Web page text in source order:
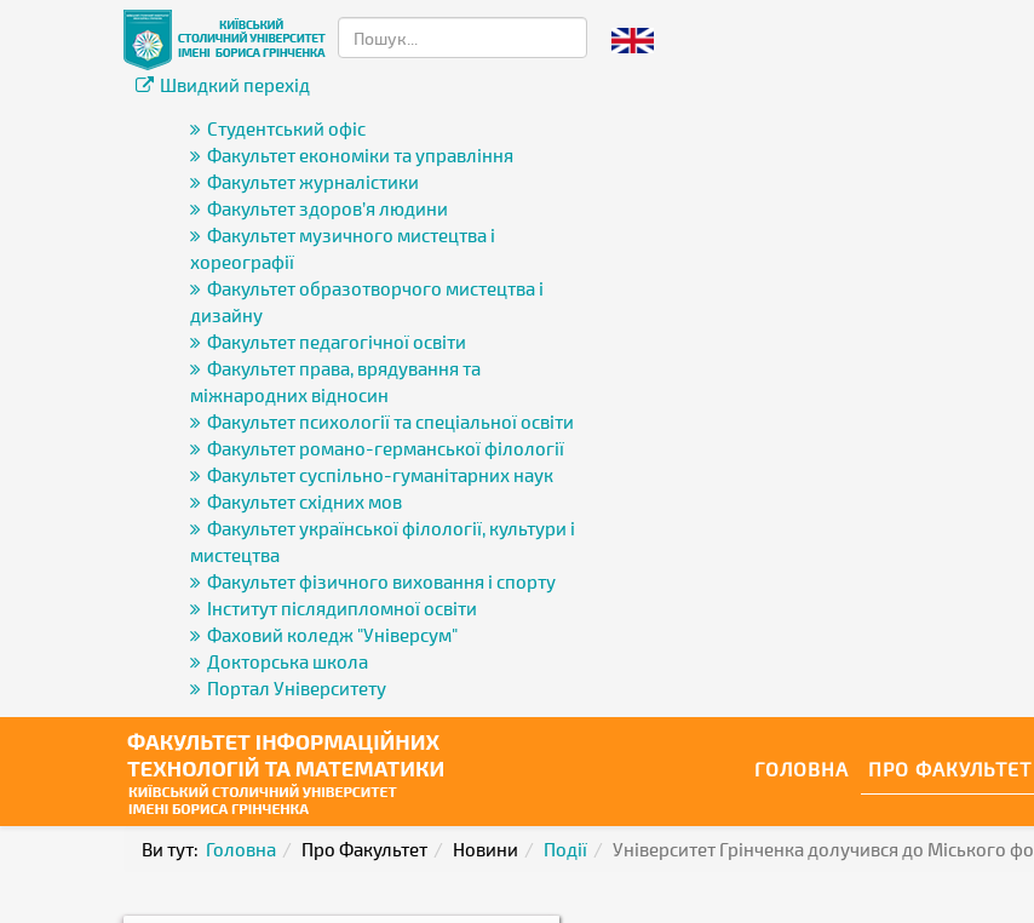
Швидкий перехід
Студентський офіс
Факультет економіки та управління
Факультет журналістики
Факультет здоров’я людини
Факультет музичного мистецтва і
хореографії
Факультет образотворчого мистецтва і
дизайну
Факультет педагогічної освіти
Факультет права, врядування та
міжнародних відносин
Факультет психології та спеціальної освіти
Факультет романо-германської філології
Факультет суспільно-гуманітарних наук
Факультет східних мов
Факультет української філології, культури і
мистецтва
Факультет фізичного виховання і спорту
Інститут післядипломної освіти
Фаховий коледж "Універсум"
Докторська школа
Портал Університету
ГОЛОВНА ПРО ФАКУЛЬТЕТ
Ви тут: Головна Про Факультет Новини Події Університет Грінченка долучився до Міського